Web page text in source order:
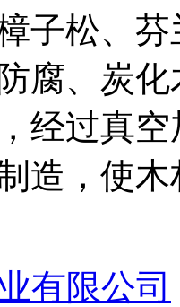
子松、
腐、炭
经过真
造，使
有限公司